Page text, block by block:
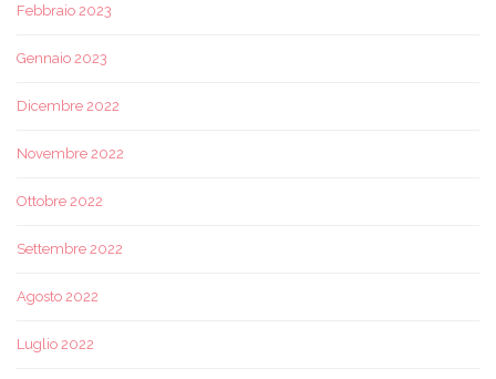
Febbraio 2023
Gennaio 2023
Dicembre 2022
Novembre 2022
Ottobre 2022
Settembre 2022
Agosto 2022
Luglio 2022